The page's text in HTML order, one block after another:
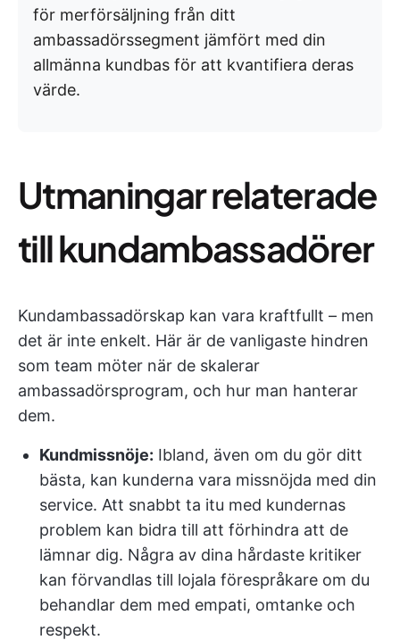
för merförsäljning från ditt
ambassadörssegment jämfört med din
allmänna kundbas för att kvantifiera deras
värde.
Utmaningar relaterade
till kundambassadörer
Kundambassadörskap kan vara kraftfullt – men
det är inte enkelt. Här är de vanligaste hindren
som team möter när de skalerar
ambassadörsprogram, och hur man hanterar
dem.
Kundmissnöje: Ibland, även om du gör ditt
bästa, kan kunderna vara missnöjda med din
service. Att snabbt ta itu med kundernas
problem kan bidra till att förhindra att de
lämnar dig. Några av dina hårdaste kritiker
kan förvandlas till lojala förespråkare om du
behandlar dem med empati, omtanke och
respekt.